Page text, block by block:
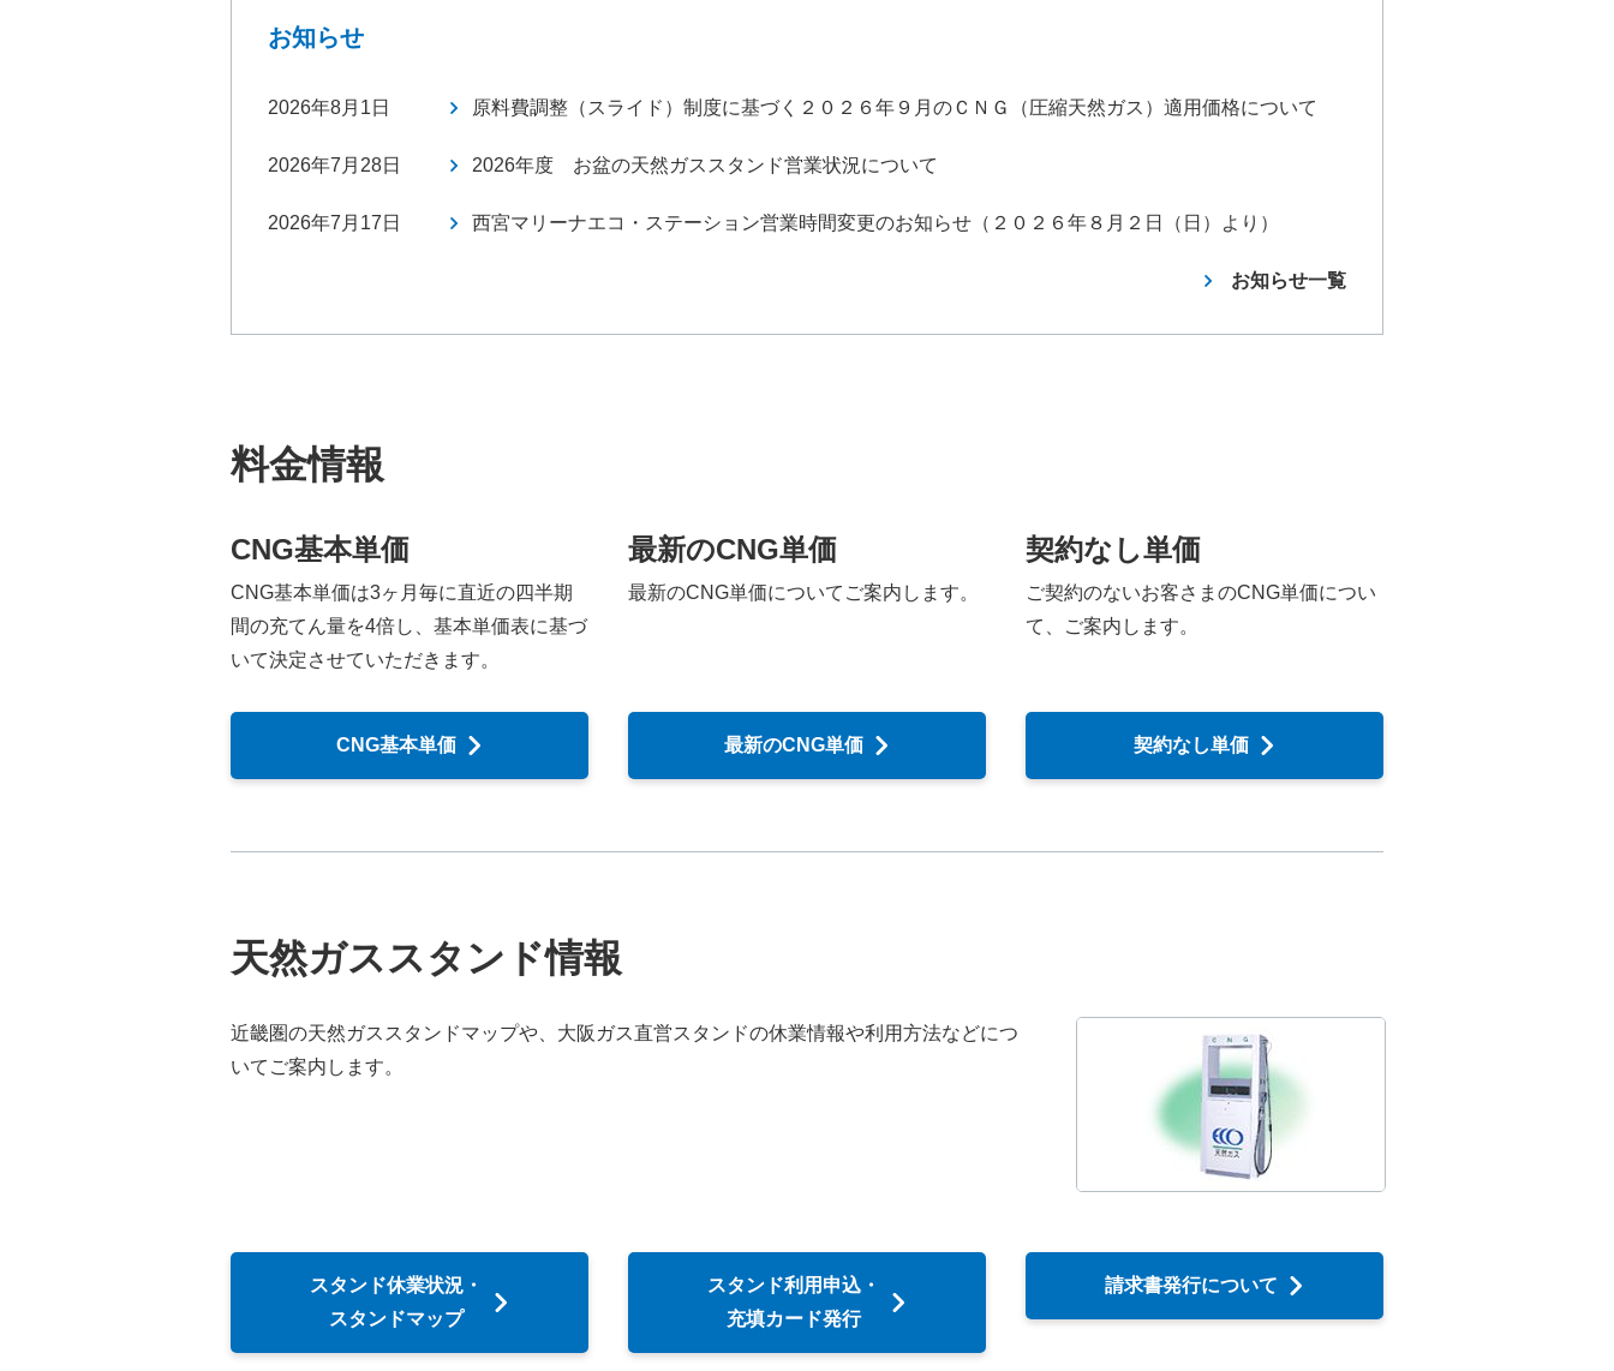
お知らせ
2026年8月1日 原料費調整（スライド）制度に基づく２０２６年９月のＣＮＧ（圧縮天然ガス）適用価格について
2026年7月28日 2026年度 お盆の天然ガススタンド営業状況について
2026年7月17日 西宮マリーナエコ・ステーション営業時間変更のお知らせ（２０２６年８月２日（日）より）
お知らせ一覧
料金情報
CNG基本単価
CNG基本単価は3ヶ月毎に直近の四半期
間の充てん量を4倍し、基本単価表に基づ
いて決定させていただきます。
CNG基本単価
最新のCNG単価
最新のCNG単価についてご案内します。
最新のCNG単価
契約なし単価
ご契約のないお客さまのCNG単価につい
て、ご案内します。
契約なし単価
天然ガススタンド情報
近畿圏の天然ガススタンドマップや、大阪ガス直営スタンドの休業情報や利用方法などにつ
いてご案内します。
スタンド休業状況・
スタンドマップ
スタンド利用申込・
充填カード発行
請求書発行について